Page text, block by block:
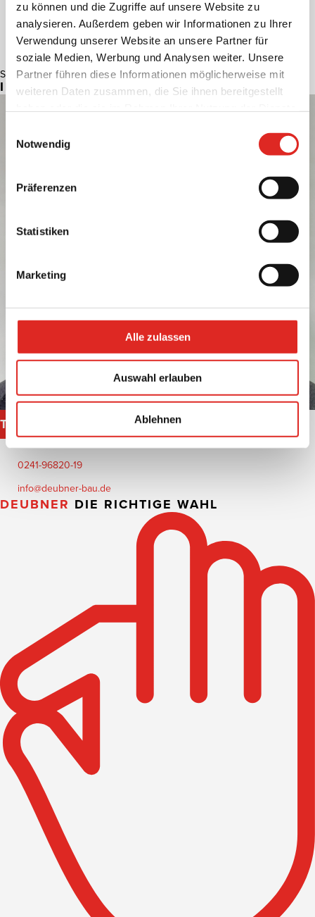
zu können und die Zugriffe auf unsere Website zu
analysieren. Außerdem geben wir Informationen zu Ihrer
Verwendung unserer Website an unsere Partner für
soziale Medien, Werbung und Analysen weiter. Unsere
Partner führen diese Informationen möglicherweise mit
weiteren Daten zusammen, die Sie ihnen bereitgestellt
Notwendig
Präferenzen
Statistiken
Marketing
Alle zulassen
Auswahl erlauben
Ablehnen
Schutzhandschuhe
IHR ANSPRECHPARTNER
TOBI KEN Auszubildender Vermietung
0241-96820-19
info@deubner-bau.de
DEUBNER DIE RICHTIGE WAHL